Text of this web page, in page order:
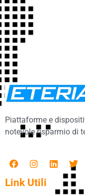
Piattaforme e
notevole risparmio di
Link Utili